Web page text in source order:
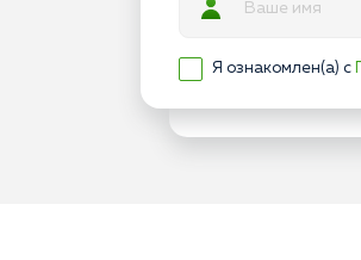
Я ознакомлен(а) с